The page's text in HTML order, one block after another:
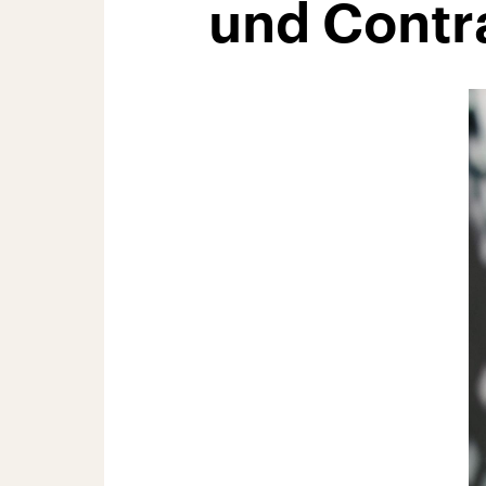
und